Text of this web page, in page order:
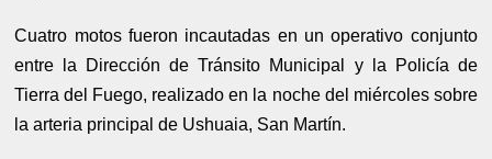
Cuatro motos fueron incautadas en un operativo conjunto
entre la Dirección de Tránsito Municipal y la Policía de
Tierra del Fuego, realizado en la noche del miércoles sobre
la arteria principal de Ushuaia, San Martín.